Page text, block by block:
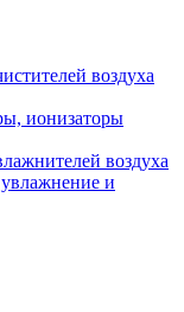
воздуха
ионизаторы
воздуха
и